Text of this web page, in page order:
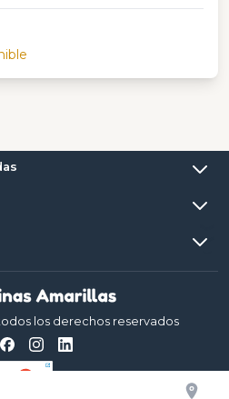
los derechos reservados